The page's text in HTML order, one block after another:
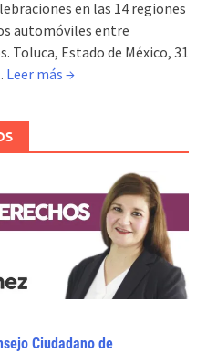
en las 14 regiones
automóviles entre
Toluca, Estado de México, 31
Leer más →
Ciudadano de